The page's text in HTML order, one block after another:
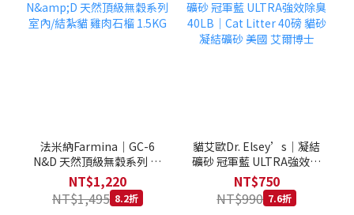
法米納Farmina｜GC-6
N&D 天然頂級無穀系列 室
內/結紮貓 雞肉石榴 1.5KG
NT$1,220
NT$1,495 8.2折
貓艾歐Dr. Elsey’s｜凝結
礦砂 冠軍藍 ULTRA強效除
臭 40LB｜Cat Litter 40磅
士
NT$750
NT$990 7.6折